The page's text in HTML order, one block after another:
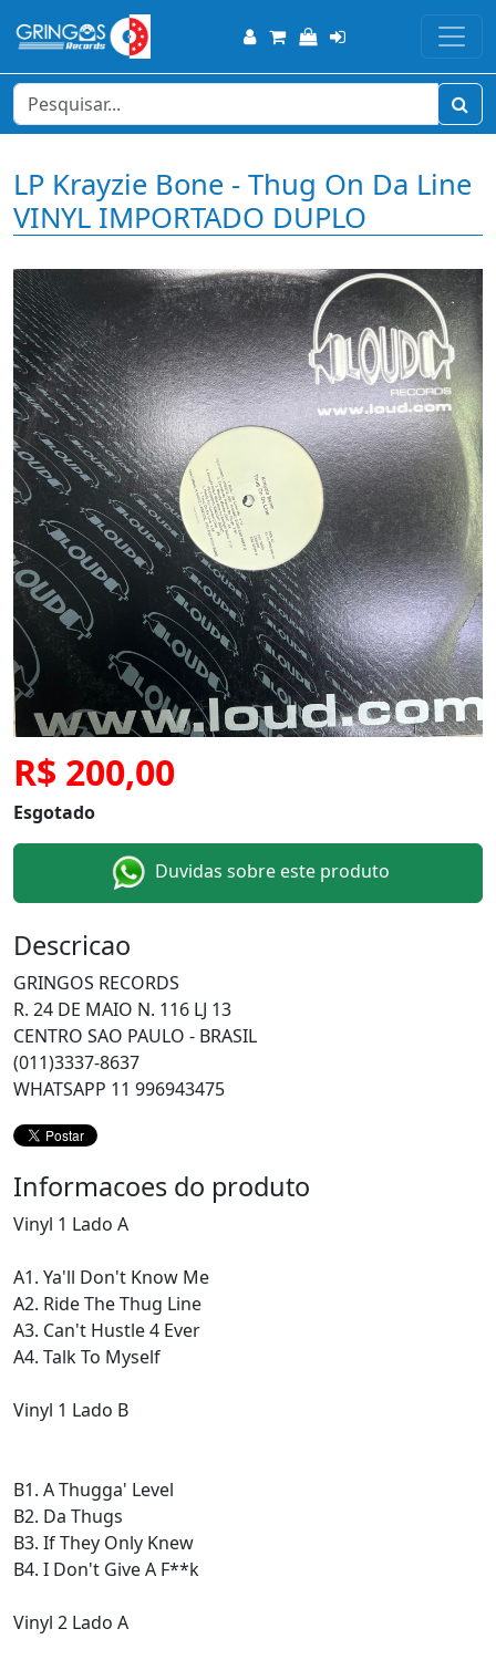
LP Krayzie Bone - Thug On Da Line
VINYL IMPORTADO DUPLO
R$ 200,00
Esgotado
Duvidas sobre este produto
Descricao
GRINGOS RECORDS
R. 24 DE MAIO N. 116 LJ 13
CENTRO SAO PAULO - BRASIL
(011)3337-8637
WHATSAPP 11 996943475
Informacoes do produto
Vinyl 1 Lado A
A1. Ya'll Don't Know Me
A2. Ride The Thug Line
A3. Can't Hustle 4 Ever
A4. Talk To Myself
Vinyl 1 Lado B
B1. A Thugga' Level
B2. Da Thugs
B3. If They Only Knew
B4. I Don't Give A F**k
Vinyl 2 Lado A